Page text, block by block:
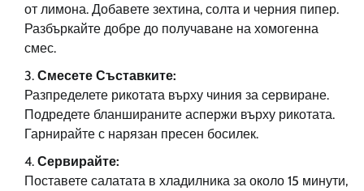
от лимона. Добавете зехтина, солта и черния пипер.
Разбъркайте добре до получаване на хомогенна
смес.
Смесете Съставките:
Разпределете рикотата върху чиния за сервиране.
Подредете бланшираните аспержи върху рикотата.
Гарнирайте с нарязан пресен босилек.
Сервирайте:
Поставете салатата в хладилника за около 15 минути,